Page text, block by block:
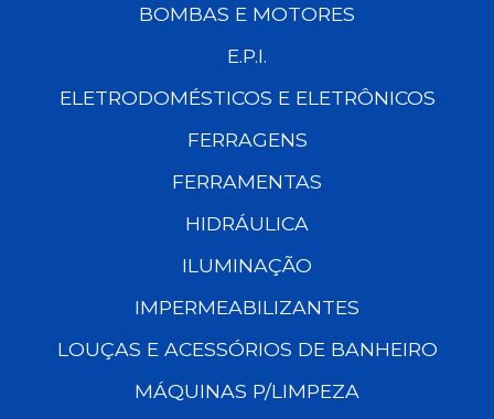
BOMBAS E MOTORES
E.P.I.
ELETRODOMÉSTICOS E ELETRÔNICOS
FERRAGENS
FERRAMENTAS
HIDRÁULICA
ILUMINAÇÃO
IMPERMEABILIZANTES
LOUÇAS E ACESSÓRIOS DE BANHEIRO
MÁQUINAS P/LIMPEZA